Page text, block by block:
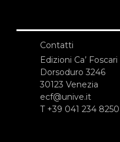
Contatti
Edizioni Ca’ Foscari
Dorsoduro 3246
30123 Venezia
ecf@unive.it
T +39 041 234 8250